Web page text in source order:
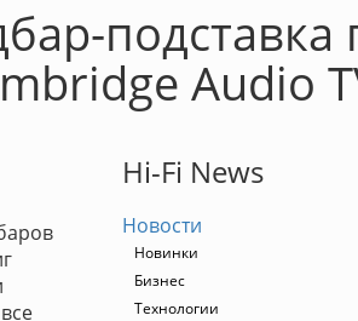
подставка
Audio
Hi-Fi News
Новости
Новинки
Бизнес
Технологии